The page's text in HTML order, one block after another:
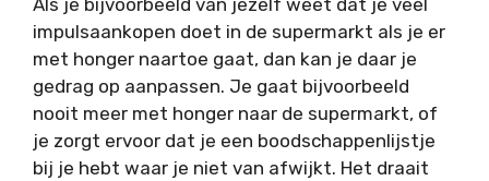
Als je bijvoorbeeld van jezelf weet dat je veel
impulsaankopen doet in de supermarkt als je er
met honger naartoe gaat, dan kan je daar je
gedrag op aanpassen. Je gaat bijvoorbeeld
nooit meer met honger naar de supermarkt, of
je zorgt ervoor dat je een boodschappenlijstje
bij je hebt waar je niet van afwijkt. Het draait